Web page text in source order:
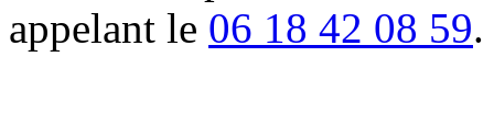
appelant le 06 18 42 08 59.